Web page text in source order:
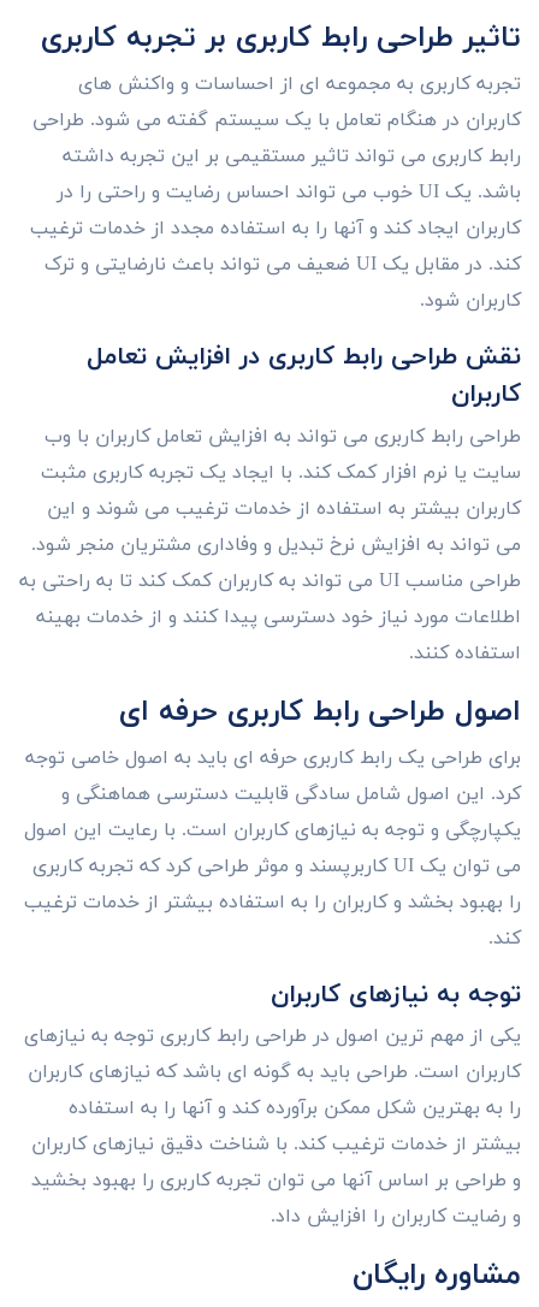
تاثیر طراحی رابط کاربری بر تجربه کاربری
تجربه کاربری به مجموعه ای از احساسات و واکنش های
کاربران در هنگام تعامل با یک سیستم گفته می شود. طراحی
رابط کاربری می تواند تاثیر مستقیمی بر این تجربه داشته
باشد. یک UI خوب می تواند احساس رضایت و راحتی را در
کاربران ایجاد کند و آنها را به استفاده مجدد از خدمات ترغیب
کند. در مقابل یک UI ضعیف می تواند باعث نارضایتی و ترک
کاربران شود.
نقش طراحی رابط کاربری در افزایش تعامل
کاربران
طراحی رابط کاربری می تواند به افزایش تعامل کاربران با وب
سایت یا نرم افزار کمک کند. با ایجاد یک تجربه کاربری مثبت
کاربران بیشتر به استفاده از خدمات ترغیب می شوند و این
می تواند به افزایش نرخ تبدیل و وفاداری مشتریان منجر شود.
طراحی مناسب UI می تواند به کاربران کمک کند تا به راحتی به
اطلاعات مورد نیاز خود دسترسی پیدا کنند و از خدمات بهینه
استفاده کنند.
اصول طراحی رابط کاربری حرفه ای
برای طراحی یک رابط کاربری حرفه ای باید به اصول خاصی توجه
کرد. این اصول شامل سادگی قابلیت دسترسی هماهنگی و
یکپارچگی و توجه به نیازهای کاربران است. با رعایت این اصول
می توان یک UI کاربرپسند و موثر طراحی کرد که تجربه کاربری
را بهبود بخشد و کاربران را به استفاده بیشتر از خدمات ترغیب
کند.
توجه به نیازهای کاربران
یکی از مهم ترین اصول در طراحی رابط کاربری توجه به نیازهای
کاربران است. طراحی باید به گونه ای باشد که نیازهای کاربران
را به بهترین شکل ممکن برآورده کند و آنها را به استفاده
بیشتر از خدمات ترغیب کند. با شناخت دقیق نیازهای کاربران
و طراحی بر اساس آنها می توان تجربه کاربری را بهبود بخشید
و رضایت کاربران را افزایش داد.
مشاوره رایگان